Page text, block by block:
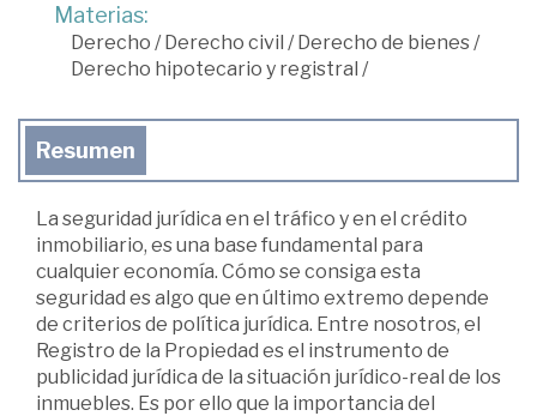
Materias:
Derecho /Derecho civil /Derecho de bienes /
Derecho hipotecario y registral /
Resumen
La seguridad jurídica en el tráfico y en el crédito
inmobiliario, es una base fundamental para
cualquier economía. Cómo se consiga esta
seguridad es algo que en último extremo depende
de criterios de política jurídica. Entre nosotros, el
Registro de la Propiedad es el instrumento de
publicidad jurídica de la situación jurídico-real de los
inmuebles. Es por ello que la importancia del